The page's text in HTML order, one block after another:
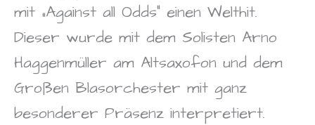
mit „Against all Odds“ einen Welthit.
Dieser wurde mit dem Solisten Arno
Haggenmüller am Altsaxofon und dem
Großen Blasorchester mit ganz
besonderer Präsenz interpretiert.